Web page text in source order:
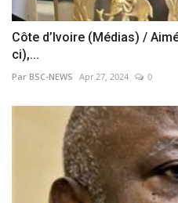
Côte d’Ivoire (Médias) /
ci),...
Par BSC-NEWS Apr 27, 2024 0